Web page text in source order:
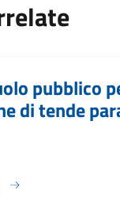
pubblico
di tende